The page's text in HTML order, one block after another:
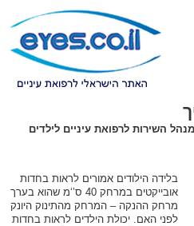
השירות לרפואת עיניים לילדים
בלידה הילודים אמורים לראות בחדות
אובייקטים במרחק 40 ס’‘מ שהוא בערך
מרחק ההנקה – המרחק מהתינוק היונק
לפני האם. יכולת הילדים לראות בחדות